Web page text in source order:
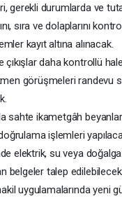
gerekli durumlarda ve
sıra ve dolaplarını
kayıt altına alınacak.
çıkışlar daha kontrollü
görüşmeleri randevu
sahte ikametgâh
işlemleri
elektrik, su veya
belgeler talep edilebilecek.
uygulamalarında yeni